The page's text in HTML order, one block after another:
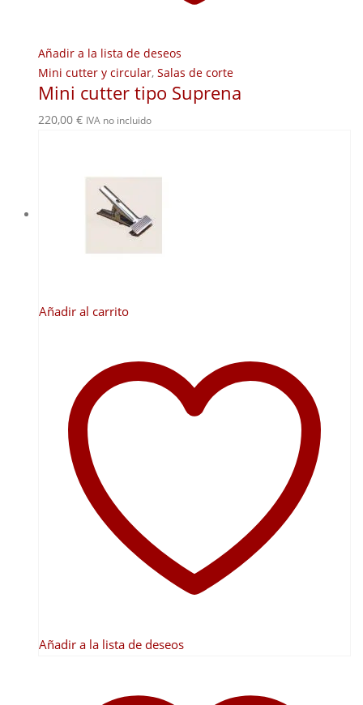
Añadir a la lista de deseos
Mini cutter y circular, Salas de corte
Mini cutter tipo Suprena
220,00 € IVA no incluido
Añadir al carrito
Añadir a la lista de deseos